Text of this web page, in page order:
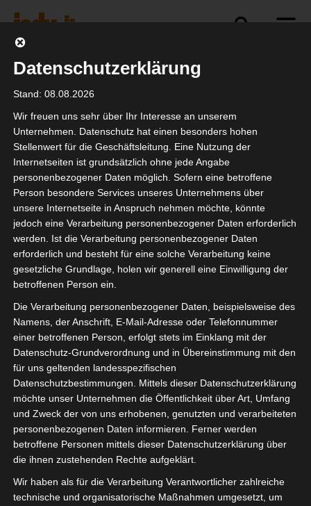
Selbstständigkeit
Selbstständige in der
Coronakrise:
Datenschutzerklärung
Stand: 08.08.2026
Wir freuen uns sehr über Ihr Interesse an unserem
Unternehmen. Datenschutz hat einen besonders hohen
Stellenwert für die Geschäftsleitung. Eine Nutzung der
Internetseiten ist grundsätzlich ohne jede Angabe
personenbezogener Daten möglich. Sofern eine betroffene
Person besondere Services unseres Unternehmens über
unsere Internetseite in Anspruch nehmen möchte, könnte
jedoch eine Verarbeitung personenbezogener Daten erforderlich
werden. Ist die Verarbeitung personenbezogener Daten
erforderlich und besteht für eine solche Verarbeitung keine
gesetzliche Grundlage, holen wir generell eine Einwilligung der
betroffenen Person ein.
Die Verarbeitung personenbezogener Daten, beispielsweise des
Namens, der Anschrift, E-Mail-Adresse oder Telefonnummer
einer betroffenen Person, erfolgt stets im Einklang mit der
Datenschutz-Grundverordnung und in Übereinstimmung mit den
für uns geltenden landesspezifischen
Datenschutzbestimmungen. Mittels dieser Datenschutzerklärung
möchte unser Unternehmen die Öffentlichkeit über Art, Umfang
und Zweck der von uns erhobenen, genutzten und verarbeiteten
personenbezogenen Daten informieren. Ferner werden
betroffene Personen mittels dieser Datenschutzerklärung über
die ihnen zustehenden Rechte aufgeklärt.
Wir haben als für die Verarbeitung Verantwortlicher zahlreiche
technische und organisatorische Maßnahmen umgesetzt, um